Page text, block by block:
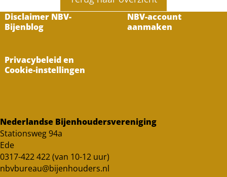
Disclaimer NBV-
Bijenblog
NBV-account
aanmaken
Privacybeleid en
Cookie-instellingen
Nederlandse Bijenhoudersvereniging
Stationsweg 94a
Ede
0317-422 422 (van 10-12 uur)
nbvbureau@bijenhouders.nl